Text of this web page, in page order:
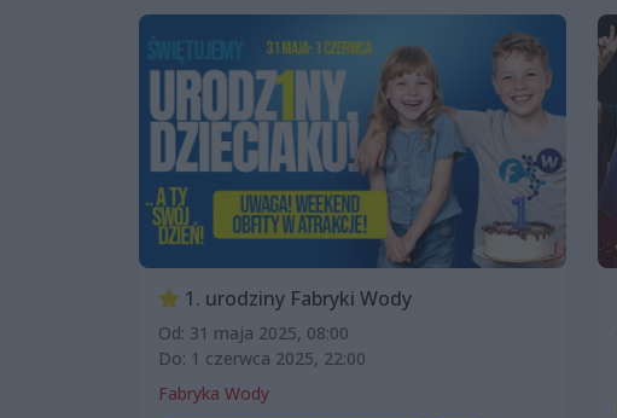
1. urodziny Fabryki Wody
Od: 31 maja 2025, 08:00
Do: 1 czerwca 2025, 22:00
Fabryka Wody